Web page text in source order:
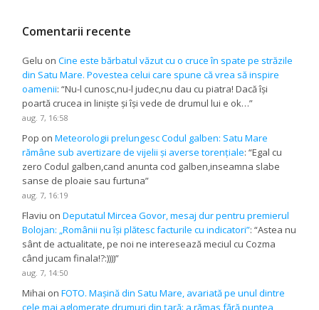
Comentarii recente
Gelu onCine este bărbatul văzut cu o cruce în spate pe străzile
din Satu Mare. Povestea celui care spune că vrea să inspire
oamenii: “Nu-l cunosc,nu-l judec,nu dau cu piatra! Dacă își
poartă crucea in liniște și își vede de drumul lui e ok…”
aug. 7, 16:58
Pop onMeteorologii prelungesc Codul galben: Satu Mare
rămâne sub avertizare de vijelii și averse torențiale: “Egal cu
zero Codul galben,cand anunta cod galben,inseamna slabe
sanse de ploaie sau furtuna”
aug. 7, 16:19
Flaviu onDeputatul Mircea Govor, mesaj dur pentru premierul
Bolojan: „Românii nu își plătesc facturile cu indicatori”: “Astea nu
sânt de actualitate, pe noi ne interesează meciul cu Cozma
când jucam finala!?:))))”
aug. 7, 14:50
Mihai onFOTO. Mașină din Satu Mare, avariată pe unul dintre
cele mai aglomerate drumuri din țară: a rămas fără puntea